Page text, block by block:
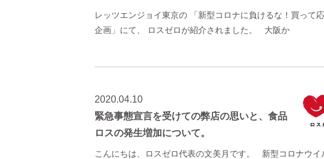
レッツエンジョイ東京の 「新型コロナに負けるな！買って
企画」にて、 ロスゼロが紹介されました。 大阪か
2020.04.10
緊急事態宣言を受けての弊店の思いと、食品
ロスの発生増加について。
こんにちは、ロスゼロ代表の文美月です。 新型コロナウイ